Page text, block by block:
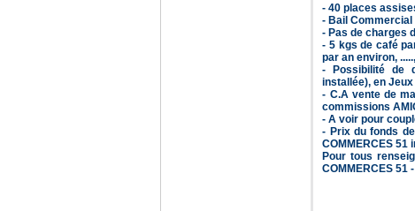
- 40 places
- Bail
- Pas de charges
- 5 kgs de café
par an environ, .....,
- Possibilité de
installée), en
- C.A vente de
commissions
- A voir pour
- Prix du fonds
COMMERCES 51
Pour tous
COMMERCES 51